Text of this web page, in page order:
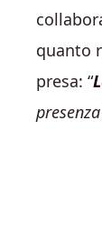
quanto
presa: “